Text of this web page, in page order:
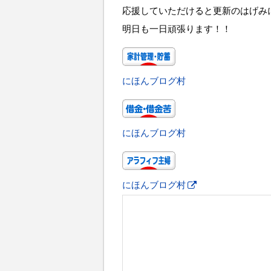
応援していただけると更新のはげみ
明日も一日頑張ります！！
にほんブログ村
にほんブログ村
にほんブログ村